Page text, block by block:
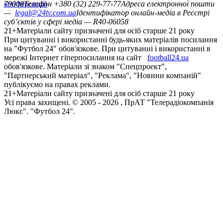
конференцій
79008Телефон +380 (32) 229-77-77Адреса електронної пошти
— legal@24tv.com.uaІдентифікатор онлайн-медіа в Реєстрі
суб’єктів у сфері медіа — R40-06058
21+Матеріали сайту призначені для осіб старше 21 року
При цитуванні і використанні будь-яких матеріалів посилання
на "Футбол 24" обов'язкове. При цитуванні і використанні в
мережі Інтернет гіперпосилання на сайт
football24.ua
обов'язкове. Матеріали зі знаком "Спецпроект",
"Партнерський матеріал", "Реклама", "Новини компаній"
публікуємо на правах реклами.
21+Матеріали сайту призначені для осіб старше 21 року
Усi права захищенi. © 2005 - 2026 , ПрАТ "Телерадіокомпанія
Люкс". "Футбол 24".